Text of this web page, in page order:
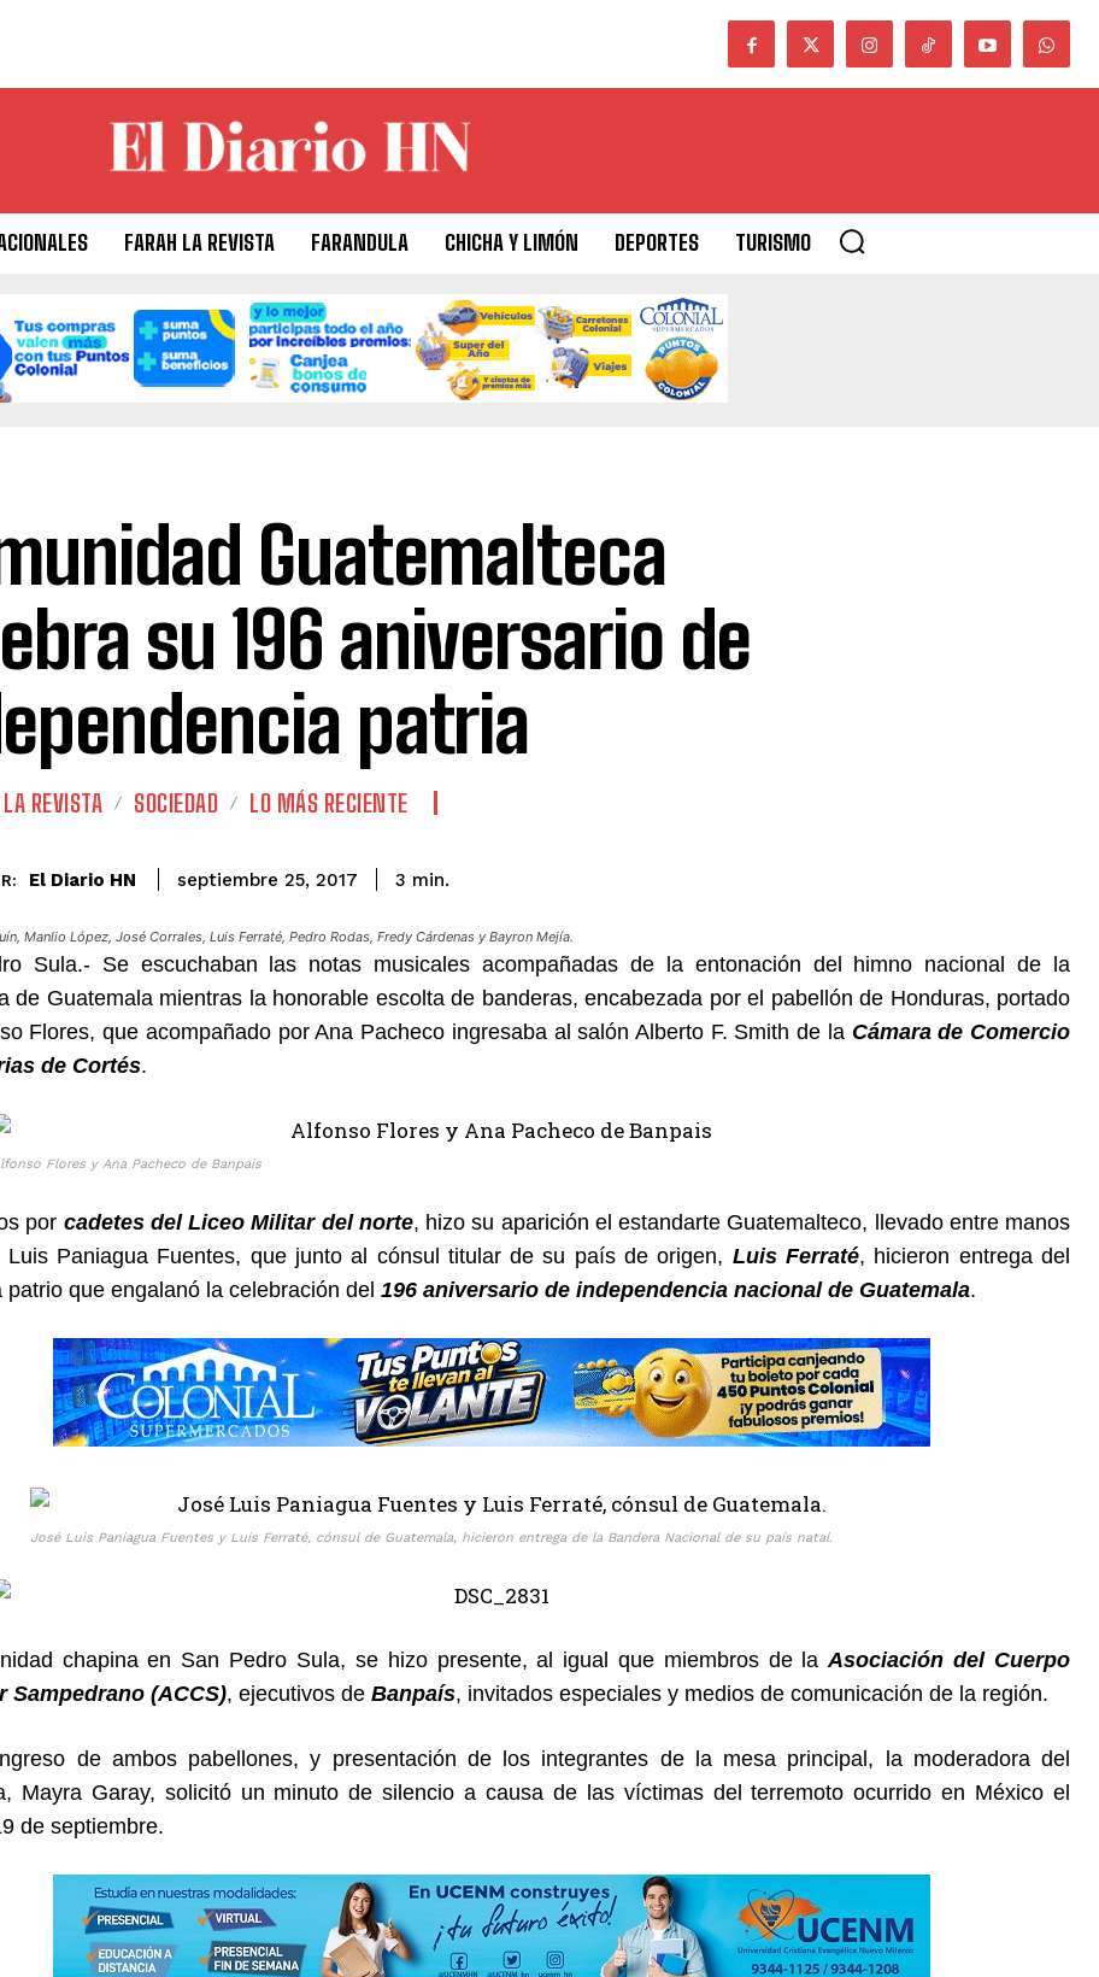
FARAH LA REVISTA FARANDULA CHICHA Y LIMÓN DEPORTES TURISMO
Guatemalteca
su 196 aniversario de
patria
REVISTA SOCIEDAD LO MÁS RECIENTE
El Diario HN septiembre 25, 2017 3 min.
Manlio López, José Corrales, Luis Ferraté, Pedro Rodas, Fredy Cárdenas y Bayron Mejía.
Sula.- Se escuchaban las notas musicales acompañadas de la entonación del himno nacional de la
de Guatemala mientras la honorable escolta de banderas, encabezada por el pabellón de Honduras, portado
Flores, que acompañado por Ana Pacheco ingresaba al salón Alberto F. Smith de la Cámara de Comercio
de Cortés.
Flores y Ana Pacheco de Banpais
por cadetes del Liceo Militar del norte, hizo su aparición el estandarte Guatemalteco, llevado entre manos
Luis Paniagua Fuentes, que junto al cónsul titular de su país de origen, Luis Ferraté, hicieron entrega del
patrio que engalanó la celebración del 196 aniversario de independencia nacional de Guatemala.
José Luis Paniagua Fuentes y Luis Ferraté, cónsul de Guatemala, hicieron entrega de la Bandera Nacional de su país natal.
chapina en San Pedro Sula, se hizo presente, al igual que miembros de laAsociación del Cuerpo
Sampedrano (ACCS), ejecutivos de Banpaís, invitados especiales y medios de comunicación de la región.
de ambos pabellones, y presentación de los integrantes de la mesa principal, la moderadora del
Mayra Garay, solicitó un minuto de silencio a causa de las víctimas del terremoto ocurrido en México el
de septiembre.